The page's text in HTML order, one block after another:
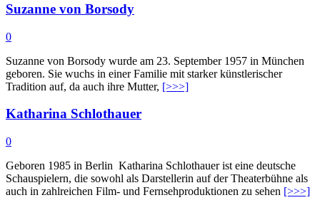
Suzanne von Borsody
0
Suzanne von Borsody wurde am 23. September 1957 in München
geboren. Sie wuchs in einer Familie mit starker künstlerischer
Tradition auf, da auch ihre Mutter, [>>>]
Katharina Schlothauer
0
Geboren 1985 in Berlin Katharina Schlothauer ist eine deutsche
Schauspielern, die sowohl als Darstellerin auf der Theaterbühne als
auch in zahlreichen Film- und Fernsehproduktionen zu sehen [>>>]